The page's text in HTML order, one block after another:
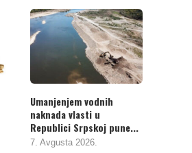
Umanjenjem vodnih
naknada vlasti u
Republici Srpskoj pune...
7. Avgusta 2026.